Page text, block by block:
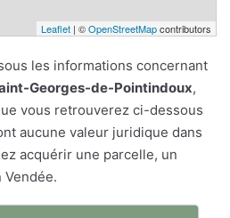
Leaflet | ©OpenStreetMapcontributors
les informations concernant
Georges-de-Pointindoux,
vous retrouverez ci-dessous
aucune valeur juridique dans
acquérir une parcelle, un